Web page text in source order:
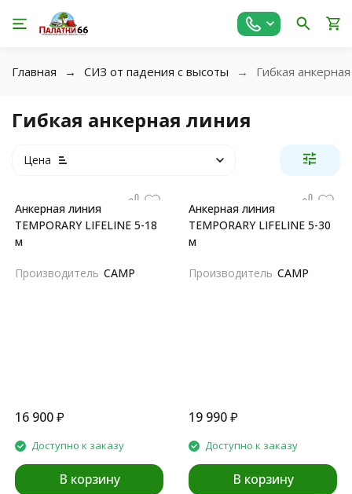
Главная СИЗ от падения с высоты Гибкая
Гибкая анкерная линия
Цена
Анкерная линия
TEMPORARY LIFELINE 5-18
м
Производитель CAMP
16 900₽
Доступно к заказу
В корзину
Анкерная линия
TEMPORARY LIFELINE 5-30
м
Производитель CAMP
19 990₽
Доступно к заказу
В корзину